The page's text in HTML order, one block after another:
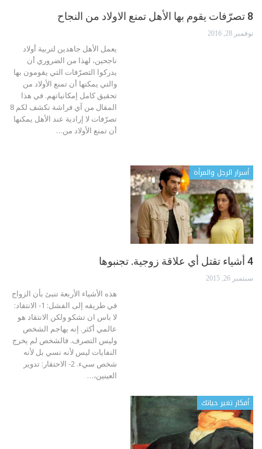
8 تصرّفات يقوم بها الأهل تمنع الاولاد من النجاح
نوفمبر 28, 2016
يعمل الأهل جاهدين لتربية أولاد
ناجحين، لهذا من الضروري أن
يدركوا التصرّفات التي يقومون بها
والتي يمكنها أن تمنع الأولاد من
تحقيق كامل إمكانياتهم. في هذا
المقال من آي فراشة نكشف لكم 8
تصرّفات لا إرادية عند الأهل يمكنها
أن تمنع الأولاد من…
أسرار الرجل والمرأة
4 أشياء تقتل أي علاقة زوجية. تجنبوها
سبتمبر 26, 2015
هذه الأشياء الأربعة تنبئ بأن الزواج
في طريقه إلى الفشل: 1- الانتقاد:
لا باس ان تشكو ولكن الانتقاد هو
عالمي أكثر. إنه يهاجم الشخص
وليس التصرف. فالشخص لم يخرج
النفايات ليس لأنه نسي بل لأنه
شخص سيء. 2- الاحتقار: تدوير
العينين،…
أفكار تغير حياتك